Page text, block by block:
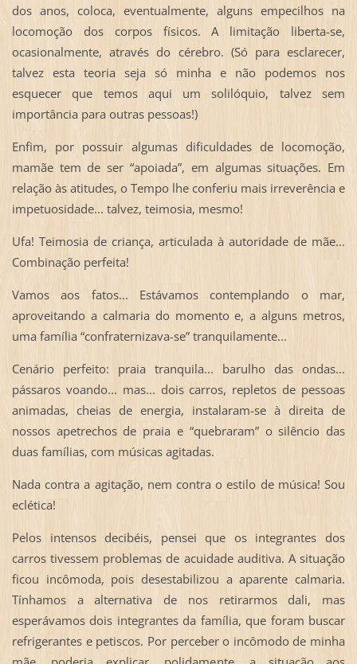
dos anos, coloca, eventualmente, alguns empecilhos na
locomoção dos corpos físicos. A limitação liberta-se,
ocasionalmente, através do cérebro. (Só para esclarecer,
talvez esta teoria seja só minha e não podemos nos
esquecer que temos aqui um solilóquio, talvez sem
importância para outras pessoas!)
Enfim, por possuir algumas dificuldades de locomoção,
mamãe tem de ser “apoiada”, em algumas situações. Em
relação às atitudes, o Tempo lhe conferiu mais irreverência e
impetuosidade... talvez, teimosia, mesmo!
Ufa! Teimosia de criança, articulada à autoridade de mãe...
Combinação perfeita!
Vamos aos fatos... Estávamos contemplando o mar,
aproveitando a calmaria do momento e, a alguns metros,
uma família “confraternizava-se” tranquilamente...
Cenário perfeito: praia tranquila... barulho das ondas...
pássaros voando... mas... dois carros, repletos de pessoas
animadas, cheias de energia, instalaram-se à direita de
nossos apetrechos de praia e “quebraram” o silêncio das
duas famílias, com músicas agitadas.
Nada contra a agitação, nem contra o estilo de música! Sou
eclética!
Pelos intensos decibéis, pensei que os integrantes dos
carros tivessem problemas de acuidade auditiva. A situação
ficou incômoda, pois desestabilizou a aparente calmaria.
Tínhamos a alternativa de nos retirarmos dali, mas
esperávamos dois integrantes da família, que foram buscar
refrigerantes e petiscos. Por perceber o incômodo de minha